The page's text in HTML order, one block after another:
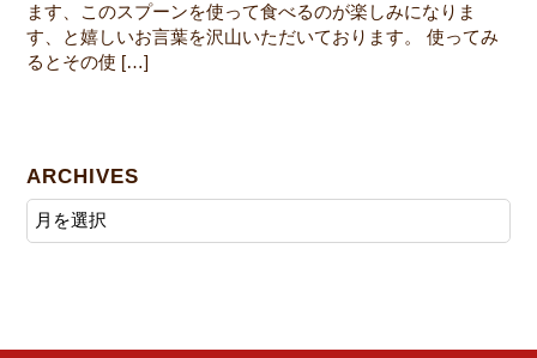
ます、このスプーンを使って食べるのが楽しみになりま
す、と嬉しいお言葉を沢山いただいております。 使ってみ
るとその使 […]
ARCHIVES